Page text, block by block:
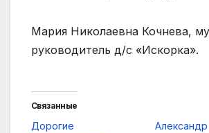
Мария Николаевна Кочнева,
руководитель д/с «Искорка».
Связанные
Дорогие
Александр